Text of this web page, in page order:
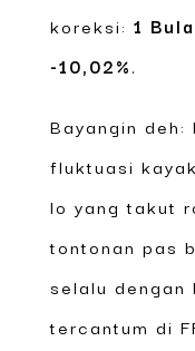
koreksi: 1
-10,02%.
Bayangin deh:
fluktuasi
lo yang takut
tontonan pas
selalu dengan
tercantum di